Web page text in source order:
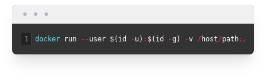
1 docker run --user $( id -u) : $( id -g ) -v / host/path: /